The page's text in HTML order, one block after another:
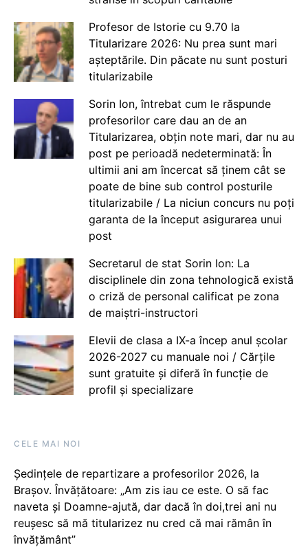
Profesor de Istorie cu 9.70 la
Titularizare 2026: Nu prea sunt mari
așteptările. Din păcate nu sunt posturi
titularizabile
Sorin Ion, întrebat cum le răspunde
profesorilor care dau an de an
Titularizarea, obțin note mari, dar nu au
post pe perioadă nedeterminată: În
ultimii ani am încercat să ținem cât se
poate de bine sub control posturile
titularizabile / La niciun concurs nu poți
garanta de la început asigurarea unui
post
Secretarul de stat Sorin Ion: La
disciplinele din zona tehnologică există
o criză de personal calificat pe zona
de maiștri-instructori
Elevii de clasa a IX-a încep anul școlar
2026-2027 cu manuale noi / Cărțile
sunt gratuite și diferă în funcție de
profil și specializare
CELE MAI NOI
Ședințele de repartizare a profesorilor 2026, la
Brașov. Învățătoare: „Am zis iau ce este. O să fac
naveta și Doamne-ajută, dar dacă în doi,trei ani nu
reușesc să mă titularizez nu cred că mai rămân în
învățământ”